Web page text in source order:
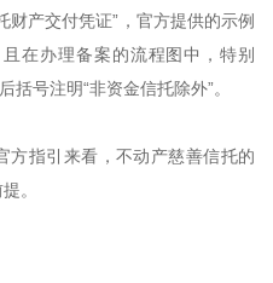
财产交付凭证”，官方提供的示例
在办理备案的流程图中，特别
括号注明“非资金信托除外”。
方指引来看，不动产慈善信托的
。